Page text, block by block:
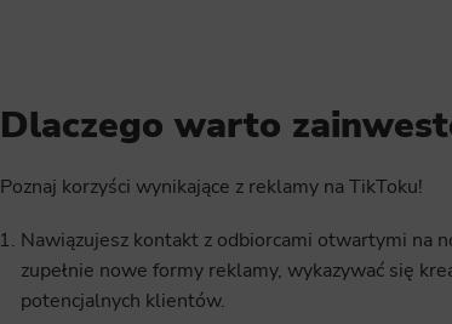
Dlaczego warto
Poznaj korzyści wynikające z reklamy na TikToku!
Nawiązujesz kontakt z odbiorcami otwartymi na
zupełnie nowe formy reklamy, wykazywać się
potencjalnych klientów.